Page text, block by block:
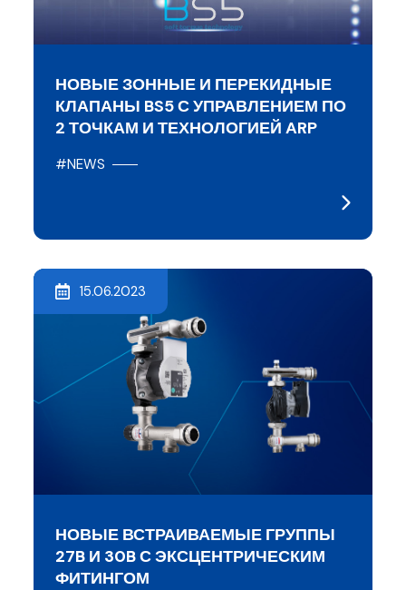
НОВЫЕ ЗОННЫЕ И ПЕРЕКИДНЫЕ
КЛАПАНЫ BS5 С УПРАВЛЕНИЕМ ПО
2 ТОЧКАМ И ТЕХНОЛОГИЕЙ ARP
#NEWS
15.06.2023
НОВЫЕ ВСТРАИВАЕМЫЕ ГРУППЫ
27B И 30B С ЭКСЦЕНТРИЧЕСКИМ
ФИТИНГОМ